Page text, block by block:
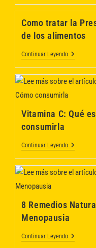
Esa
Mentira
Como tratar la
de los alimentos
Continuar LeyendoComo
La
Presión
Alta
Través
De
Vitamina C: Qué
consumirla
Continuar LeyendoVitamina
Qué
Es,
Y
Cómo
Consumirla
8 Remedios
Menopausia
Continuar Leyendo8